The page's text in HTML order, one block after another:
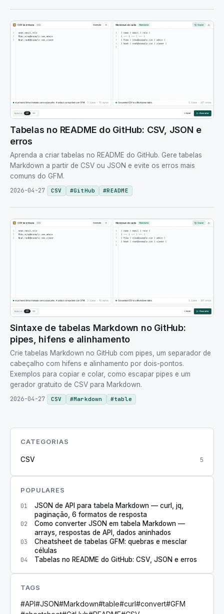
Tabelas no README do GitHub: CSV, JSON e
erros
Aprenda a criar tabelas no README do GitHub. Gere tabelas
Markdown a partir de CSV ou JSON e evite os erros mais
comuns do GFM.
2026-04-27
CSV #GitHub #README
Sintaxe de tabelas Markdown no GitHub:
pipes, hifens e alinhamento
Crie tabelas Markdown no GitHub com pipes, um separador de
cabeçalho com hifens e alinhamento por dois-pontos.
Exemplos para copiar e colar, como escapar pipes e um
gerador gratuito de CSV para Markdown.
2026-04-27
CSV #Markdown #table
CATEGORIAS
CSV 5
POPULARES
01
JSON de API para tabela Markdown — curl, jq,
paginação, 6 formatos de resposta
02
Como converter JSON em tabela Markdown —
arrays, respostas de API, dados aninhados
03
Cheatsheet de tabelas GFM: quebras e mesclar
células
04 Tabelas no README do GitHub: CSV, JSON e erros
TAGS
#API#JSON#Markdown#table#curl#convert#GFM